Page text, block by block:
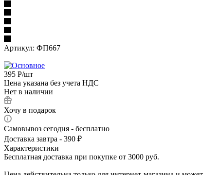
Артикул: ФП667
395 Р/шт
Цена указана без учета НДС
Нет в наличии
Хочу в подарок
Самовывоз сегодня - бесплатно
Доставка завтра - 390 ₽
Характеристики
Бесплатная доставка при покупке от 3000 руб.